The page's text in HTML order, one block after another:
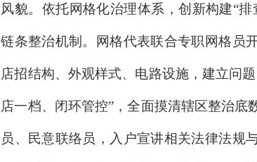
风貌。依托网格化治理体系，创新构建“
链条整治机制。网格代表联合专职网格员
店招结构、外观样式、电路设施，建立问
店一档、闭环管控”，全面摸清辖区整治底
员、民意联络员，入户宣讲相关法律法规